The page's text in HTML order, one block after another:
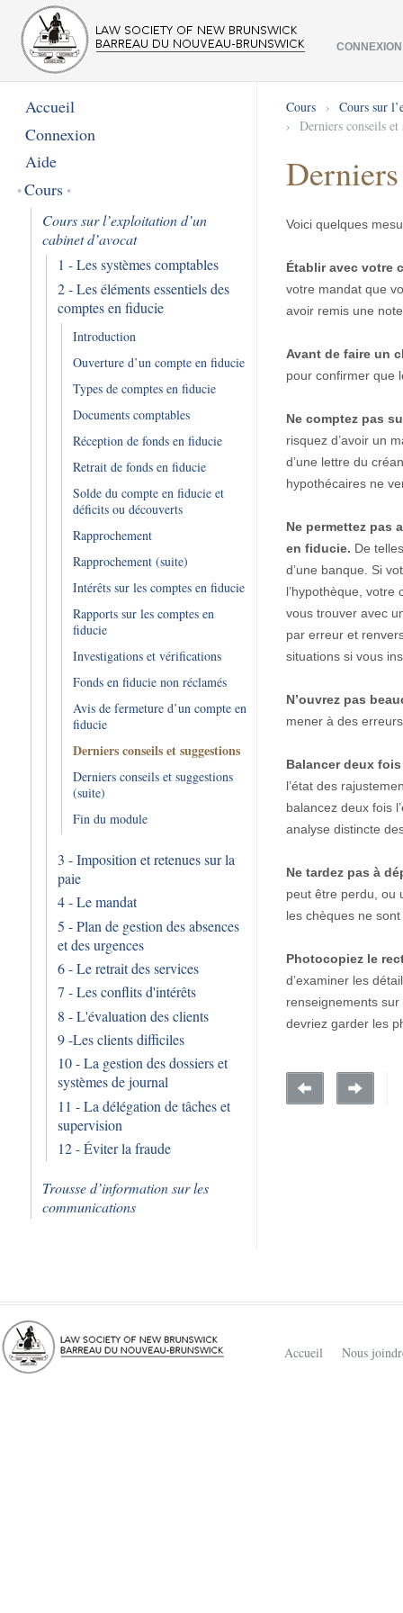
CONNEXION
Accueil
Connexion
Aide
Cours
Cours sur l’exploitation d’un
cabinet d’avocat
1 - Les systèmes comptables
2 - Les éléments essentiels des
comptes en fiducie
Introduction
Ouverture d’un compte en fiducie
Types de comptes en fiducie
Documents comptables
Réception de fonds en fiducie
Retrait de fonds en fiducie
Solde du compte en fiducie et
déficits ou découverts
Rapprochement
Rapprochement (suite)
Intérêts sur les comptes en fiducie
Rapports sur les comptes en
fiducie
Investigations et vérifications
Fonds en fiducie non réclamés
Avis de fermeture d’un compte en
fiducie
Derniers conseils et suggestions
Derniers conseils et suggestions
(suite)
Fin du module
3 - Imposition et retenues sur la
paie
4 - Le mandat
5 - Plan de gestion des absences
et des urgences
6 - Le retrait des services
7 - Les conflits d'intérêts
8 - L'évaluation des clients
9 -Les clients difficiles
10 - La gestion des dossiers et
systèmes de journal
11 - La délégation de tâches et
supervision
12 - Éviter la fraude
Trousse d’information sur les
communications
Cours ›
Cours sur
›
Derniers conseils et
Voici quelques
Établir avec votre
votre mandat que
avoir remis une
Avant de faire un
pour confirmer que
Ne comptez pas
risquez d’avoir un
d’une lettre du
hypothécaires ne
Ne permettez pas
en fiducie. De
d’une banque. Si
l’hypothèque,
vous trouver avec
par erreur et
situations si vous
N’ouvrez pas
mener à des
Balancer deux
l’état des
balancez deux fois
analyse distincte
Ne tardez pas à
peut être perdu, ou
les chèques ne
Photocopiez le
d’examiner les
renseignements
devriez garder les
Accueil Nous